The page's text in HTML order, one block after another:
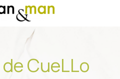
CueLLo